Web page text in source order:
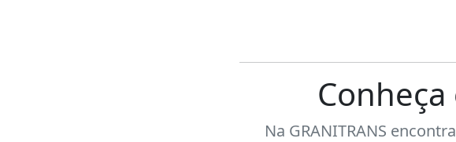
Na GRANITRANS